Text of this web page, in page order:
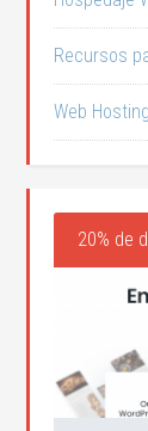
Recursos
Web
20% de